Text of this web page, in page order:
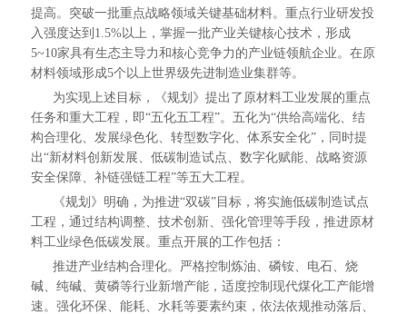
提高。突破一批重点战略领域关键基础材料。重点行业研发投
入强度达到1.5%以上，掌握一批产业关键核心技术，形成
5~10家具有生态主导力和核心竞争力的产业链领航企业。在原
材料领域形成5个以上世界级先进制造业集群等。
为实现上述目标，《规划》提出了原材料工业发展的重点
任务和重大工程，即“五化五工程”。五化为“供给高端化、结
构合理化、发展绿色化、转型数字化、体系安全化”，同时提
出“新材料创新发展、低碳制造试点、数字化赋能、战略资源
安全保障、补链强链工程”等五大工程。
《规划》明确，为推进“双碳”目标，将实施低碳制造试点
工程，通过结构调整、技术创新、强化管理等手段，推进原材
料工业绿色低碳发展。重点开展的工作包括：
推进产业结构合理化。严格控制炼油、磷铵、电石、烧
碱、纯碱、黄磷等行业新增产能，适度控制现代煤化工产能增
速。强化环保、能耗、水耗等要素约束，依法依规推动落后、